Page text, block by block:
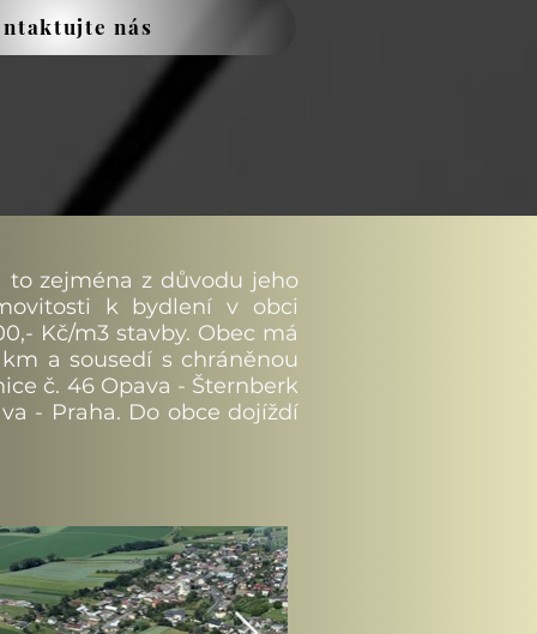
nás
zejména z důvodu jeho
k bydlení v obci
Kč/m3 stavby. Obec má
a sousedí s chráněnou
č. 46 Opava - Šternberk
- Praha. Do obce dojíždí